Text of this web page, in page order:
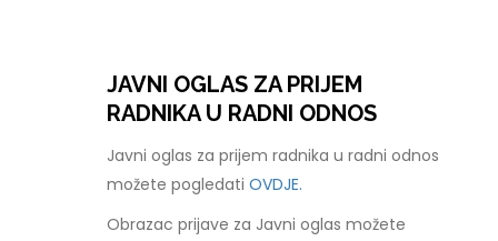
JAVNI OGLAS ZA PRIJEM
RADNIKA U RADNI ODNOS
Javni oglas za prijem radnika u radni odnos
možete pogledatiOVDJE.
Obrazac prijave za Javni oglas možete